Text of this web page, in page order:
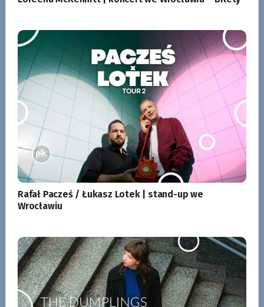
Rafał Pacześ / Łukasz Lotek | stand-up we
Wrocławiu